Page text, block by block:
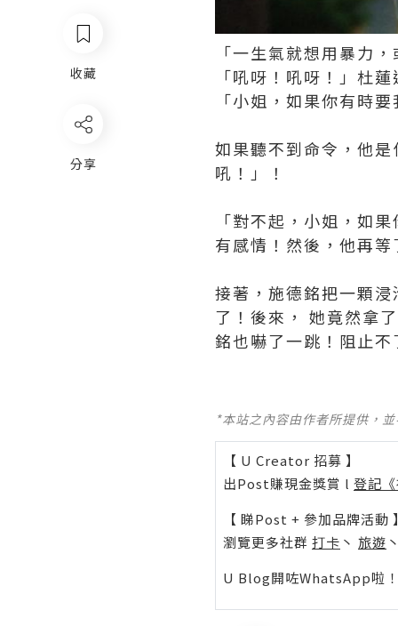
收藏
分享
「一生氣就想用暴力
「吼呀！吼呀！」杜
「小姐，如果你有時
如果聽不到命令，他
吼！」！
「對不起，小姐，如
有感情！然後，他再
接著，施德銘把一顆
了！後來， 她竟然拿
銘也嚇了一跳！阻止
*本站之內容由作者所提供，
【 U Creator 招募 】
出Post賺現金獎賞 l 登記
【 睇Post + 參加品牌活動
瀏覽更多社群 打卡 丶 旅遊
U Blog開咗WhatsApp啦